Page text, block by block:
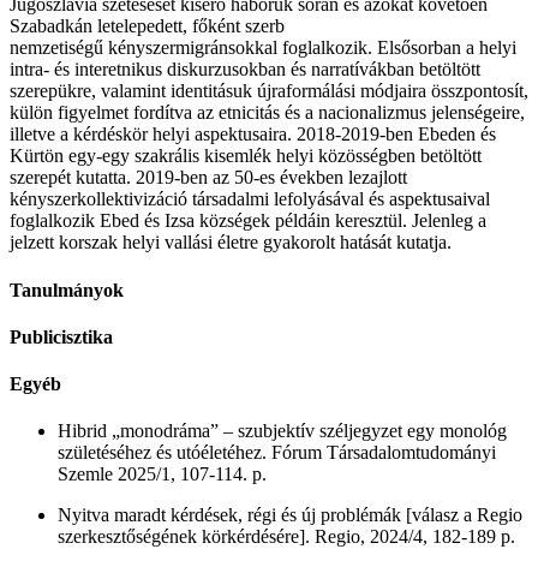
Jugoszlávia szétesését kísérő háborúk során és azokat követően
Szabadkán letelepedett, főként szerb
nemzetiségű kényszermigránsokkal foglalkozik. Elsősorban a helyi
intra- és interetnikus diskurzusokban és narratívákban betöltött
szerepükre, valamint identitásuk újraformálási módjaira összpontosít,
külön figyelmet fordítva az etnicitás és a nacionalizmus jelenségeire,
illetve a kérdéskör helyi aspektusaira. 2018-2019-ben Ebeden és
Kürtön egy-egy szakrális kisemlék helyi közösségben betöltött
szerepét kutatta. 2019-ben az 50-es években lezajlott
kényszerkollektivizáció társadalmi lefolyásával és aspektusaival
foglalkozik Ebed és Izsa községek példáin keresztül. Jelenleg a
jelzett korszak helyi vallási életre gyakorolt hatását kutatja.
Tanulmányok
Publicisztika
Egyéb
Hibrid „monodráma” – szubjektív széljegyzet egy monológ
születéséhez és utóéletéhez. Fórum Társadalomtudományi
Szemle 2025/1, 107-114. p.
Nyitva maradt kérdések, régi és új problémák [válasz a Regio
szerkesztőségének körkérdésére]. Regio, 2024/4, 182-189 p.